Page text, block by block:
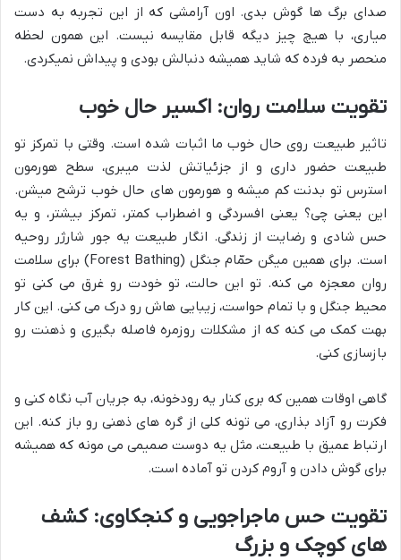
صدای برگ ها گوش بدی. اون آرامشی که از این تجربه به دست
میاری، با هیچ چیز دیگه قابل مقایسه نیست. این همون لحظه
منحصر به فرده که شاید همیشه دنبالش بودی و پیداش نمیکردی.
تقویت سلامت روان: اکسیر حال خوب
تاثیر طبیعت روی حال خوب ما اثبات شده است. وقتی با تمرکز تو
طبیعت حضور داری و از جزئیاتش لذت میبری، سطح هورمون
استرس تو بدنت کم میشه و هورمون های حال خوب ترشح میشن.
این یعنی چی؟ یعنی افسردگی و اضطراب کمتر، تمرکز بیشتر، و یه
حس شادی و رضایت از زندگی. انگار طبیعت یه جور شارژر روحیه
است. برای همین میگن حمّام جنگل (Forest Bathing) برای سلامت
روان معجزه می کنه. تو این حالت، تو خودت رو غرق می کنی تو
محیط جنگل و با تمام حواست، زیبایی هاش رو درک می کنی. این کار
بهت کمک می کنه که از مشکلات روزمره فاصله بگیری و ذهنت رو
بازسازی کنی.
گاهی اوقات همین که بری کنار یه رودخونه، به جریان آب نگاه کنی و
فکرت رو آزاد بذاری، می تونه کلی از گره های ذهنی رو باز کنه. این
ارتباط عمیق با طبیعت، مثل یه دوست صمیمی می مونه که همیشه
برای گوش دادن و آروم کردن تو آماده است.
تقویت حس ماجراجویی و کنجکاوی: کشف
های کوچک و بزرگ